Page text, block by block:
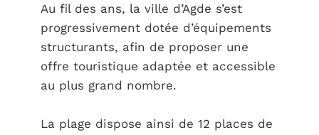
Au fil des ans, la ville d’Agde s’est
progressivement dotée d’équipements
structurants, afin de proposer une
offre touristique adaptée et accessible
au plus grand nombre.
La plage dispose ainsi de 12 places de